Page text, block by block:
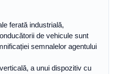
ferată industrială,
de vehicule sunt
semnalelor agentului
a unui dispozitiv cu